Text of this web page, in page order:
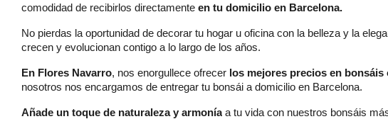
comodidad de recibirlos directamente en tu domicilio en Barcelona.
No pierdas la oportunidad de decorar tu hogar u oficina con la belleza y la
crecen y evolucionan contigo a lo largo de los años.
En Flores Navarro, nos enorgullece ofrecer los mejores precios en bonsáis
nosotros nos encargamos de entregar tu bonsái a domicilio en Barcelona.
Añade un toque de naturaleza y armonía a tu vida con nuestros bonsáis